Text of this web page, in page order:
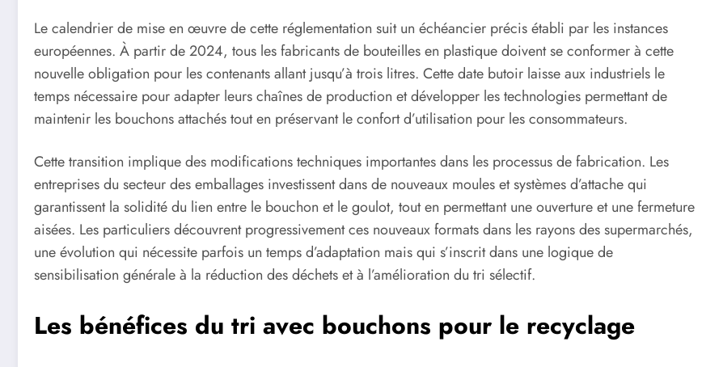
Le calendrier de mise en œuvre de cette réglementation suit un échéancier précis établi par les instances
européennes. À partir de 2024, tous les fabricants de bouteilles en plastique doivent se conformer à cette
nouvelle obligation pour les contenants allant jusqu’à trois litres. Cette date butoir laisse aux industriels le
temps nécessaire pour adapter leurs chaînes de production et développer les technologies permettant de
maintenir les bouchons attachés tout en préservant le confort d’utilisation pour les consommateurs.
Cette transition implique des modifications techniques importantes dans les processus de fabrication. Les
entreprises du secteur des emballages investissent dans de nouveaux moules et systèmes d’attache qui
garantissent la solidité du lien entre le bouchon et le goulot, tout en permettant une ouverture et une fermeture
aisées. Les particuliers découvrent progressivement ces nouveaux formats dans les rayons des supermarchés,
une évolution qui nécessite parfois un temps d’adaptation mais qui s’inscrit dans une logique de
sensibilisation générale à la réduction des déchets et à l’amélioration du tri sélectif.
Les bénéfices du tri avec bouchons pour le recyclage